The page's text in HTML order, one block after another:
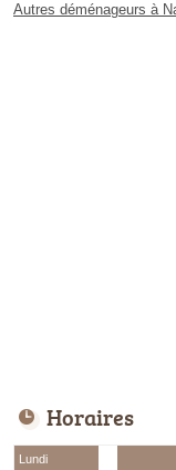
Autres déménageurs à
Horaires
Lundi